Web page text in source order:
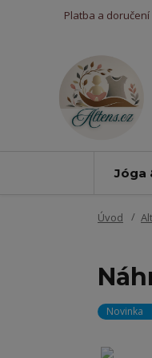
Platba a doručení
Jóga
Úvod
Novinka